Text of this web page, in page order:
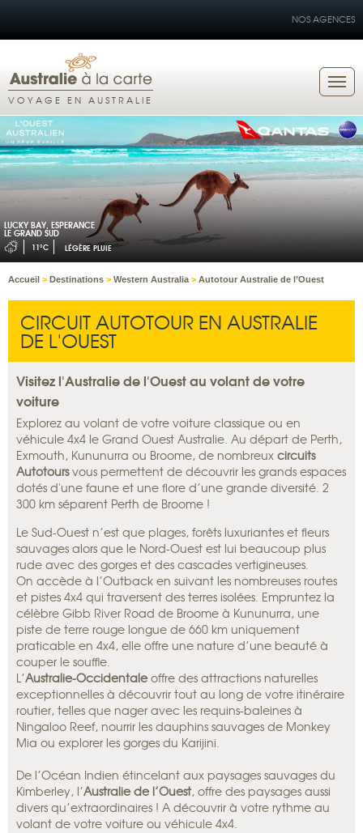
NOS AGENCES
VOYAGE EN AUSTRALIE
LUCKY BAY, ESPERANCE
LE GRAND SUD
11°C LÉGÈRE PLUIE
Accueil > Destinations > Western Australia > Autotour Australie de l’Ouest
CIRCUIT AUTOTOUR EN AUSTRALIE
DE L'OUEST
Visitez l'Australie de l'Ouest au volant de votre
voiture
Explorez au volant de votre voiture classique ou en
véhicule 4x4 le Grand Ouest Australie. Au départ de Perth,
Exmouth, Kununurra ou Broome, de nombreux circuits
Autotoursvous permettent de découvrir les grands espaces
dotés d'une faune et une flore d’une grande diversité. 2
300 km séparent Perth de Broome !
Le Sud-Ouest n’est que plages, forêts luxuriantes et fleurs
sauvages alors que le Nord-Ouest est lui beaucoup plus
rude avec des gorges et des cascades vertigineuses.
On accède à l’Outback en suivant les nombreuses routes
et pistes 4x4 qui traversent des terres isolées. Empruntez la
célèbre Gibb River Road de Broome à Kununurra, une
piste de terre rouge longue de 660 km uniquement
praticable en 4x4, elle offre une nature d’une beauté à
couper le souffle.
L’Australie-Occidentale offre des attractions naturelles
exceptionnelles à découvrir tout au long de votre itinéraire
routier, telles que nager avec les requins-baleines à
Ningaloo Reef, nourrir les dauphins sauvages de Monkey
Mia ou explorer les gorges du Karijini.
De l’Océan Indien étincelant aux paysages sauvages du
Kimberley, l’Australie de l’Ouest, offre des paysages aussi
divers qu’extraordinaires ! A découvrir à votre rythme au
volant de votre voiture ou véhicule 4x4.